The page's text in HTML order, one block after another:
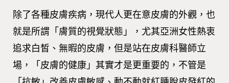
除了各種皮膚疾病，現代人更在意皮膚的外觀，也
就是所謂「膚質的視覺狀態」，尤其亞洲女性熱衷
追求白皙、無暇的皮膚，但是站在皮膚科醫師立
場，「皮膚的健康」其實才是更重要的，不管是